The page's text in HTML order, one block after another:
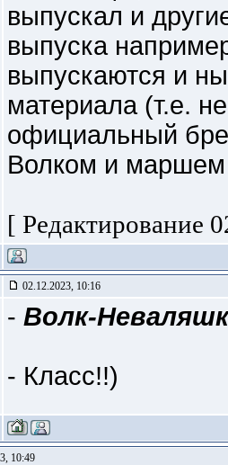
выпускал и
выпуска
выпускаются и
материала (т.е.
официальный
Волком и
[ Редактирование
02.12.2023, 10:16
- Волк-
- Класс!!)
10:49